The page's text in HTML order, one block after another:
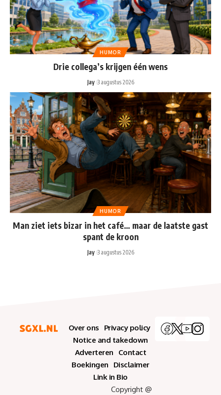
HUMOR
Drie collega’s krijgen één wens
Jay 3 augustus 2026
HUMOR
Man ziet iets bizar in het café… maar de laatste gast
spant de kroon
Jay 3 augustus 2026
Over ons
Privacy policy
Notice and takedown
Adverteren
Contact
Boekingen
Disclaimer
Link in Bio
Copyright @